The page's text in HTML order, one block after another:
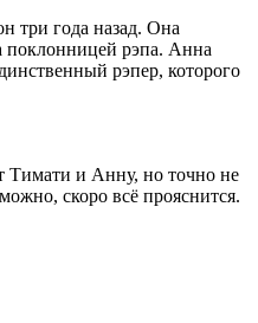
три года назад. Она
поклонницей рэпа. Анна
рэпер, которого
Тимати и Анну, но точно не
скоро всё прояснится.